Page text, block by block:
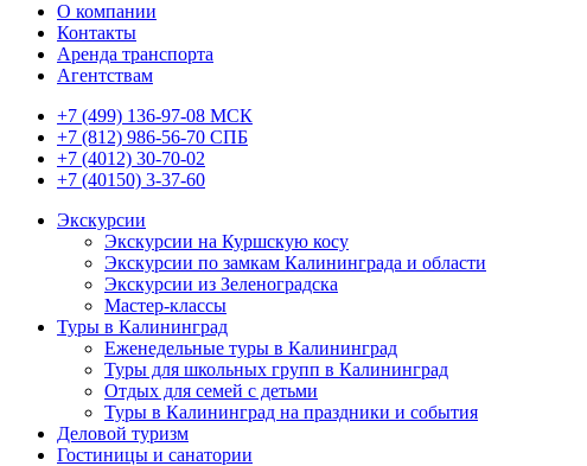
О компании
Контакты
Аренда транспорта
Агентствам
+7 (499) 136-97-08 МСК
+7 (812) 986-56-70 СПБ
+7 (4012) 30-70-02
+7 (40150) 3-37-60
Экскурсии
Экскурсии на Куршскую косу
Экскурсии по замкам Калининграда и области
Экскурсии из Зеленоградска
Мастер-классы
Туры в Калининград
Еженедельные туры в Калининград
Туры для школьных групп в Калининград
Отдых для семей с детьми
Туры в Калининград на праздники и события
Деловой туризм
Гостиницы и санатории